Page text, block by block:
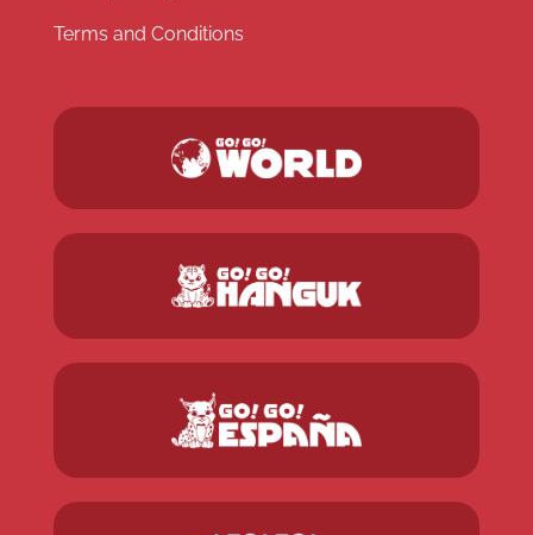
Terms and Conditions